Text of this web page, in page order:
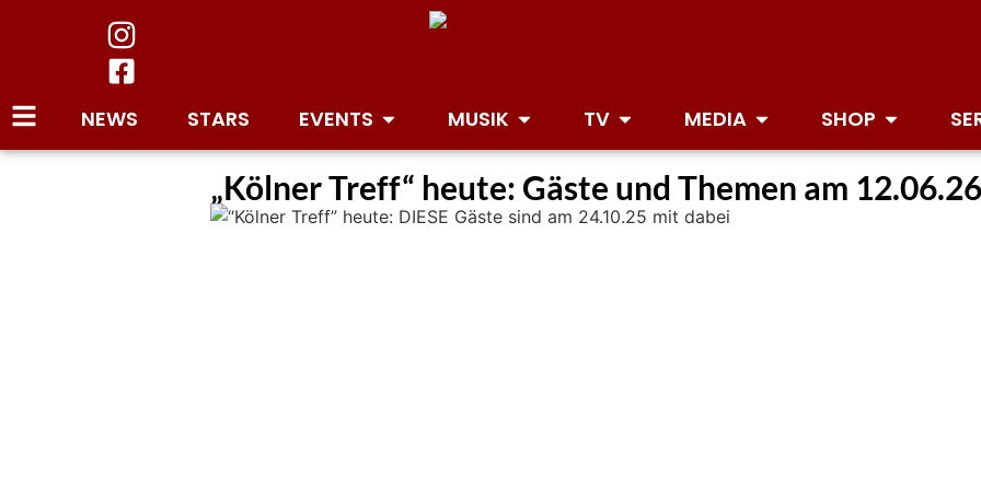
NEWS STARS EVENTS MUSIK TV MEDIA SHOP
„Kölner Treff“ heute: Gäste und Themen am 12.06.26